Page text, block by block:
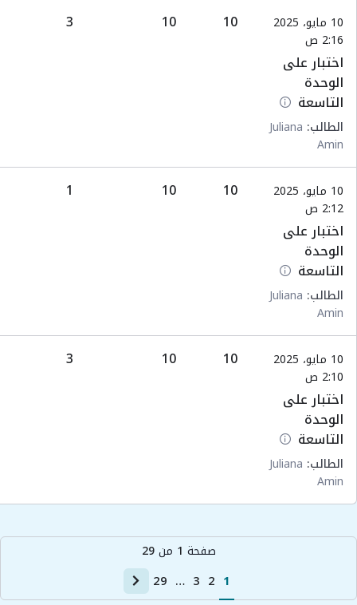
10 مايو، 2025
2:16 ص
اختبار على
الوحدة
التاسعة
الطالب: Juliana
Amin
10
10
3
10 مايو، 2025
2:12 ص
اختبار على
الوحدة
التاسعة
الطالب: Juliana
Amin
10
10
1
10 مايو، 2025
2:10 ص
اختبار على
الوحدة
التاسعة
الطالب: Juliana
Amin
10
10
3
صفحة 1 من29
1
2
3
…
29